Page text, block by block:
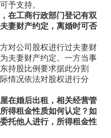
予支持。
在工商行政部门登记有双
妻财产约定，离婚时可否
对公司股权进行过夫妻财
夫妻财产约定。一方当事
持股比例要求据此分割
情况依法对股权进行分
在婚后出租，相关经营管
得租金性质如何认定？如
托他人进行，所得租金性